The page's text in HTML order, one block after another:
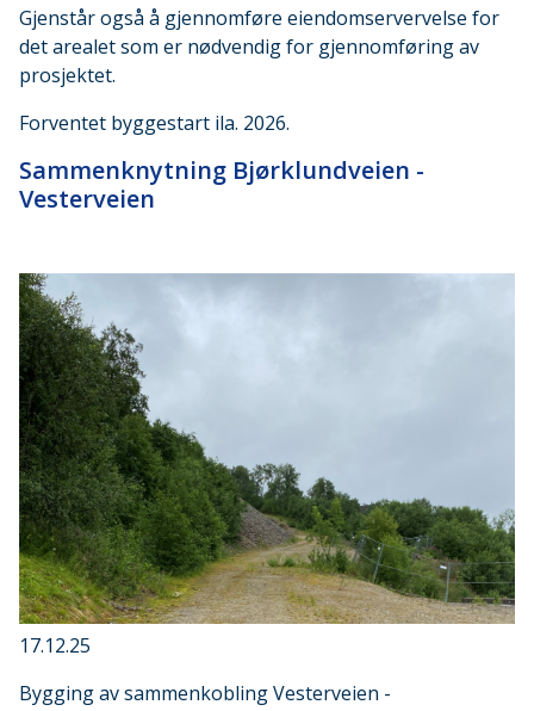
Gjenstår også å gjennomføre eiendomservervelse for
det arealet som er nødvendig for gjennomføring av
prosjektet.
Forventet byggestart ila. 2026.
Sammenknytning Bjørklundveien -
Vesterveien
17.12.25
Bygging av sammenkobling Vesterveien -